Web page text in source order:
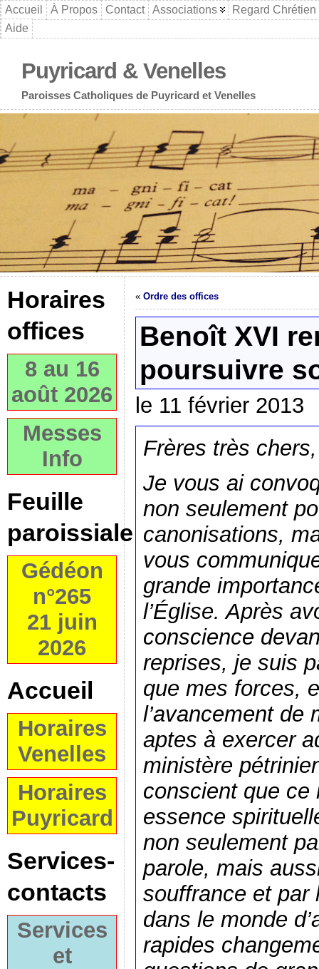
Accueil À Propos Contact Associations
Regard Chrétien
Aide
Puyricard & Venelles
Paroisses Catholiques de Puyricard et Venelles
Horaires
offices
8 au 16
août 2026
Messes
Info
Feuille
paroissiale
Gédéon
n°265
21 juin
2026
Accueil
Horaires
Venelles
Horaires
Puyricard
Services-
contacts
Services
et
« Ordre des offices
Benoît XVI
poursuivre
le 11 février 2013
Frères très chers,
Je vous ai
non seulement
canonisations,
vous
grande
l’Église. Après
conscience
reprises, je suis
que mes forces,
l’avancement de
aptes à exercer
ministère
conscient que ce
essence
non seulement
parole, mais
souffrance et par
dans le monde
rapides